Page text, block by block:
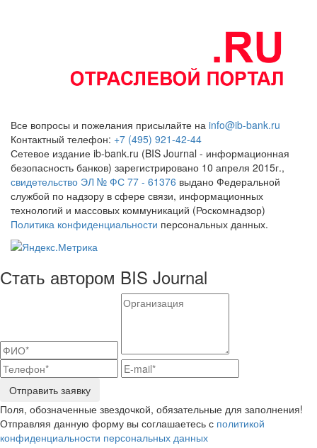
Все вопросы и пожелания присылайте на info@ib-bank.ru
Контактный телефон: +7 (495) 921-42-44
Сетевое издание ib-bank.ru (BIS Journal - информационная
безопасность банков) зарегистрировано 10 апреля 2015г.,
свидетельство ЭЛ № ФС 77 - 61376 выдано Федеральной
службой по надзору в сфере связи, информационных
технологий и массовых коммуникаций (Роскомнадзор)
Политика конфиденциальности персональных данных.
Стать автором BIS Journal
Отправить заявку
Поля, обозначенные звездочкой, обязательные для заполнения!
Отправляя данную форму вы соглашаетесь с политикой
конфиденциальности персональных данных